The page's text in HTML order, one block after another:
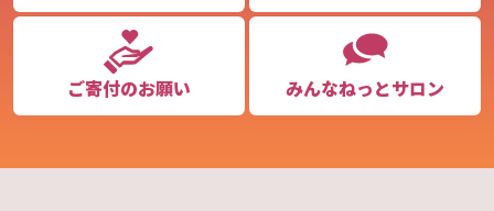
ご寄付のお願い みんなねっとサロン